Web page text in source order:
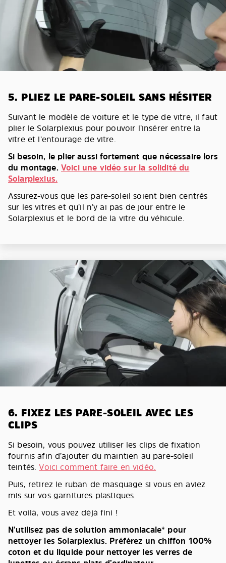
5. PLIEZ LE PARE-SOLEIL SANS HÉSITER
Suivant le modèle de voiture et le type de vitre, il faut
plier le Solarplexius pour pouvoir l’insérer entre la
vitre et l’entourage de vitre.
Si besoin, le plier aussi fortement que nécessaire lors
du montage. Voici une vidéo sur la solidité du
Solarplexius.
Assurez-vous que les pare-soleil soient bien centrés
sur les vitres et qu’il n’y ai pas de jour entre le
Solarplexius et le bord de la vitre du véhicule.
6. FIXEZ LES PARE-SOLEIL AVEC LES
CLIPS
Si besoin, vous pouvez utiliser les clips de fixation
fournis afin d’ajouter du maintien au pare-soleil
teintés.Voici comment faire en vidéo.
Puis, retirez le ruban de masquage si vous en aviez
mis sur vos garnitures plastiques.
Et voilà, vous avez déjà fini !
N’utilisez pas de solution ammoniacale* pour
nettoyer les Solarplexius. Préférez un chiffon 100%
coton et du liquide pour nettoyer les verres de